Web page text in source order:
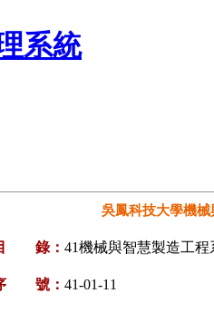
系統
吳鳳科技大學機
錄： 41機械與智慧製造工程
號： 41-01-11